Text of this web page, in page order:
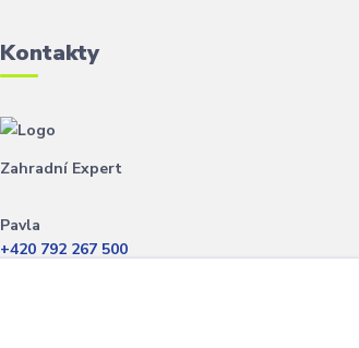
Kontakty
Zahradní Expert
Pavla
+420 792 267 500